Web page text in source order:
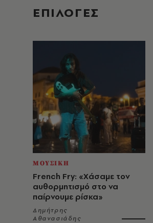
EΠΙΛΟΓΈΣ
ΜΟΥΣΙΚΗ
French Fry: «Χάσαμε τον
αυθορμητισμό στο να
παίρνουμε ρίσκα»
Δημήτρης
Αθανασιάδης